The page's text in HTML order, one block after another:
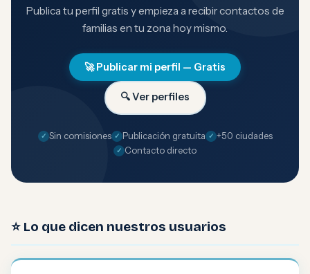
Publica tu perfil gratis y empieza a recibir contactos de
familias en tu zona hoy mismo.
🚀 Publicar mi perfil — Gratis
🔍 Ver perfiles
Sin comisiones Publicación gratuita
+50 ciudades
Contacto directo
⭐ Lo que dicen nuestros usuarios